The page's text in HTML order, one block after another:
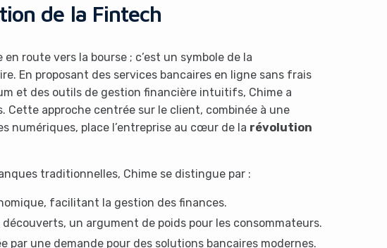
de la Fintech
en route vers la bourse ; c’est un symbole de la
En proposant des services bancaires en ligne sans frais
et des outils de gestion financière intuitifs, Chime a
Cette approche centrée sur le client, combinée à une
numériques, place l’entreprise au cœur de la révolution
traditionnelles, Chime se distingue par :
facilitant la gestion des finances.
un argument de poids pour les consommateurs.
par une demande pour des solutions bancaires modernes.